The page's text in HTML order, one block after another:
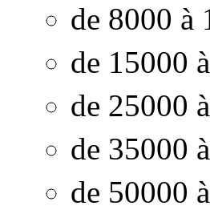
de 8000 à
de 15000
de 25000
de 35000
de 50000